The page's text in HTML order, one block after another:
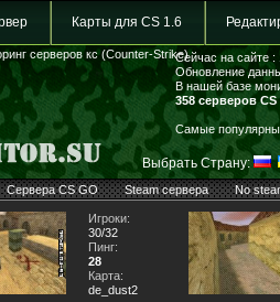
Карты для CS 1.6
серверов кс (Counter-Strike)
Выбрать Страну:
Сейчас на сайте :
Обновление
В нашей базе
358 серверов CS
Самые
Сервера CS GO Steam сервера No
Игроки:
30/32
Пинг:
28
Карта:
de_dust2